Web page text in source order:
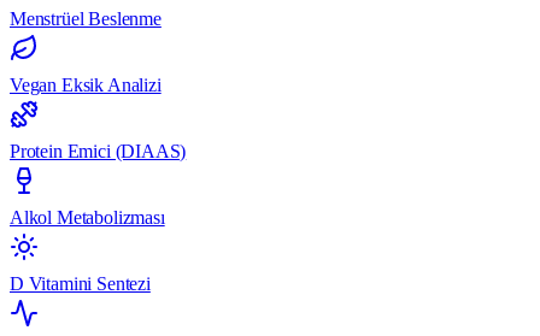
Menstrüel Beslenme
Vegan Eksik Analizi
Protein Emici (DIAAS)
Alkol Metabolizması
D Vitamini Sentezi